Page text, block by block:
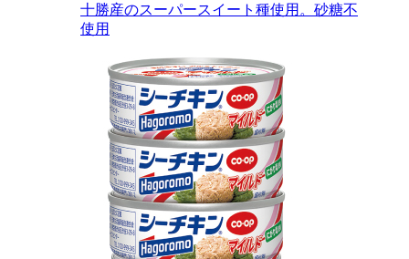
十勝産のスーパースイート種使用。砂糖不
使用